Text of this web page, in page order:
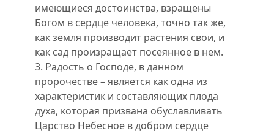
имеющиеся достоинства, взращены
Богом в сердце человека, точно так же,
как земля производит растения свои, и
как сад произращает посеянное в нем.
3. Радость о Господе, в данном
пророчестве – является как одна из
характеристик и составляющих плода
духа, которая призвана обуславливать
Царство Небесное в добром сердце